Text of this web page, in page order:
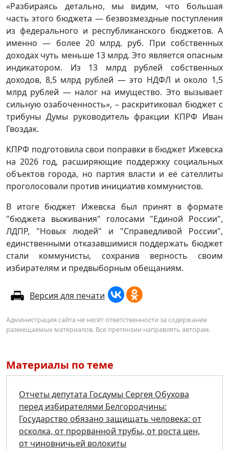
«Разбираясь детально, мы видим, что большая
часть этого бюджета — безвозмездные поступления
из федерального и республиканского бюджетов. А
именно — более 20 млрд. руб. При собственных
доходах чуть меньше 13 млрд. Это является опасным
индикатором. Из 13 млрд рублей собственных
доходов, 8,5 млрд рублей — это НДФЛ и около 1,5
млрд рублей — налог на имущество. Это вызывает
сильную озабоченность», – раскритиковал бюджет с
трибуны Думы руководитель фракции КПРФ Иван
Гвоздак.
КПРФ подготовила свои поправки в бюджет Ижевска
на 2026 год, расширяющие поддержку социальных
объектов города, но партия власти и её сателлиты
проголосовали против инициатив коммунистов.
В итоге бюджет Ижевска был принят в формате
"бюджета выживания" голосами "Единой России",
ЛДПР, "Новых людей" и "Справедливой России",
единственными отказавшимися поддержать бюджет
стали коммунисты, сохранив верность своим
избирателям и предвыборным обещаниям.
Версия для печати
Администрация сайта не несёт ответственности за содержание
размещаемых материалов. Все претензии направлять авторам.
Материалы по теме
Отчеты депутата Госдумы Сергея Обухова
перед избирателями Белгородчины:
Государство обязано защищать человека: от
осколка, от прорванной трубы, от роста цен,
от чиновничьей волокиты